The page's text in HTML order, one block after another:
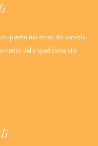
noi stessi del servizio.
della spedizione alla